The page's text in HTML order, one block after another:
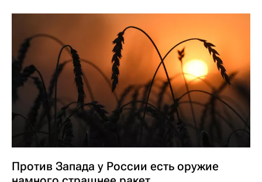
Против Запада у России есть оружие